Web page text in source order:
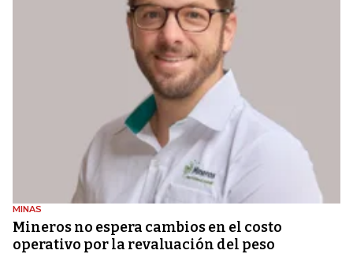
MINAS
Mineros no espera cambios en el costo
operativo por la revaluación del peso